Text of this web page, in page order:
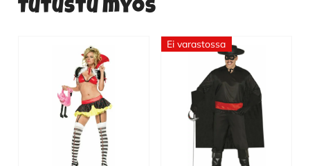
Tutustu myös
Ei varastossa